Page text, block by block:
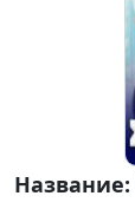
Название: